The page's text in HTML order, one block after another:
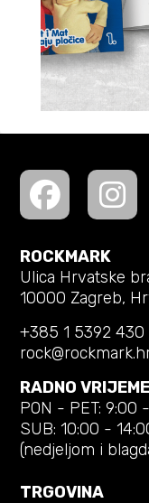
ROCKMARK
Ulica Hrvatske
10000 Zagreb,
+385 1 5392 430
RADNO
PON - PET: 9:00
SUB: 10:00 -
(nedjeljom i
TRGOVINA